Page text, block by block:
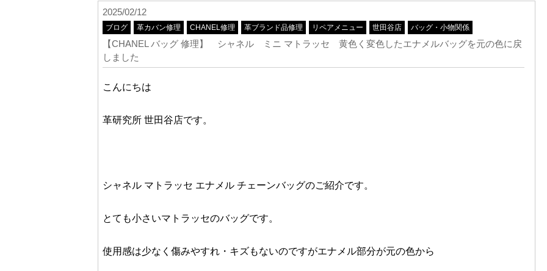
2025/02/12
ブログ 革カバン修理 CHANEL修理 革ブランド品修理 リペアメニュー 世田谷店 バッグ・小物関係
【CHANEL バッグ 修理】 シャネル ミニ マトラッセ 黄色く変色したエナメルバッグを元の色に戻
しました
こんにちは
革研究所 世田谷店です。
シャネル マトラッセ エナメル チェーンバッグのご紹介です。
とても小さいマトラッセのバッグです。
使用感は少なく傷みやすれ・キズもないのですがエナメル部分が元の色から